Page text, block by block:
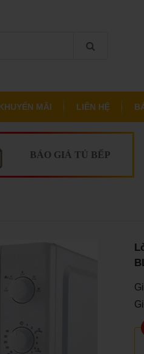
MÃI LIÊN HỆ
BÁO GIÁ TỦ BẾP